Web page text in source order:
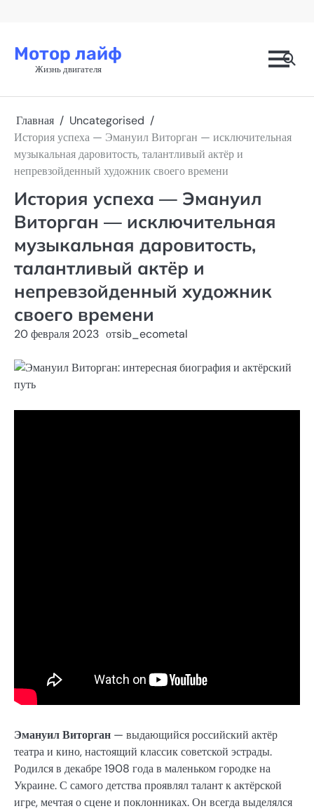
Мотор лайф
Жизнь двигателя
Главная
Uncategorised
История успеха — Эмануил Виторган — исключительная
музыкальная даровитость, талантливый актёр и
непревзойденный художник своего времени
История успеха — Эмануил
Виторган — исключительная
музыкальная даровитость,
талантливый актёр и
непревзойденный художник
своего времени
20 февраля 2023 отsib_ecometal
Эмануил Виторган — выдающийся российский актёр
театра и кино, настоящий классик советской эстрады.
Родился в декабре 1908 года в маленьком городке на
Украине. С самого детства проявлял талант к актёрской
игре, мечтая о сцене и поклонниках. Он всегда выделялся